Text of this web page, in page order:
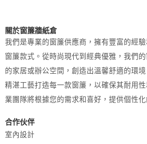
關於窗簾牆紙倉
我們是專業的窗簾供應商，擁有豐富的經
窗簾款式。從時尚現代到經典優雅，我們
的家居或辦公空間，創造出溫馨舒適的環
精湛工藝打造每一款窗簾，以確保其耐用
業團隊將根據您的需求和喜好，提供個性
合作伙伴
室內設計